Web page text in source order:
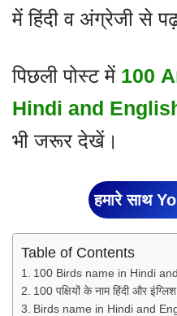
में हिंदी व अंग्रेजी से
पिछली पोस्ट में 100
Hindi and
भी जरूर देखें।
हमारे साथ
Table of Contents
100 Birds name in Hindi
100 पक्षियों के नाम हिंदी और
Birds name in Hindi and